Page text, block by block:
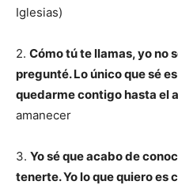
Iglesias)
2. Cómo tú te llamas, yo no
pregunté. Lo único que sé
quedarme contigo hasta el
amanecer
3. Yo sé que acabo de
tenerte. Yo lo que quiero es